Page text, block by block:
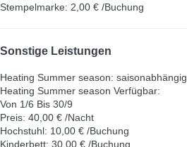
Stempelmarke: 2,00 € /Buchung
Sonstige Leistungen
Heating Summer season: saisonabhängig
Heating Summer season Verfügbar:
Von 1/6 Bis 30/9
Preis: 40,00 € /Nacht
Hochstuhl: 10,00 € /Buchung
Kinderbett: 30,00 € /Buchung